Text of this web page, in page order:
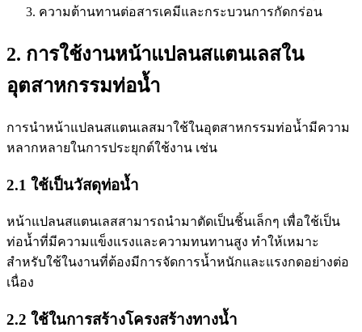
ความต้านทานต่อสารเคมีและกระบวนการกัดกร่อน
2. การใช้งานหน้าแปลนสแตนเลสใน
อุตสาหกรรมท่อน้ำ
การนำหน้าแปลนสแตนเลสมาใช้ในอุตสาหกรรมท่อน้ำมีความ
หลากหลายในการประยุกต์ใช้งาน เช่น
2.1 ใช้เป็นวัสดุท่อน้ำ
หน้าแปลนสแตนเลสสามารถนำมาตัดเป็นชิ้นเล็กๆ เพื่อใช้เป็น
ท่อน้ำที่มีความแข็งแรงและความทนทานสูง ทำให้เหมาะ
สำหรับใช้ในงานที่ต้องมีการจัดการน้ำหนักและแรงกดอย่างต่อ
เนื่อง
2.2 ใช้ในการสร้างโครงสร้างทางน้ำ